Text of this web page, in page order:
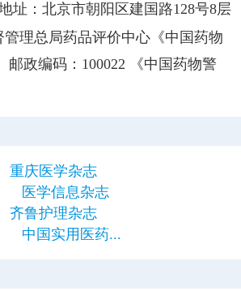
：北京市朝阳区建国路128号8层
管理总局药品评价中心《中国药物
编码：100022 《中国药物警
重庆医学杂志
医学信息杂志
齐鲁护理杂志
中国实用医药...